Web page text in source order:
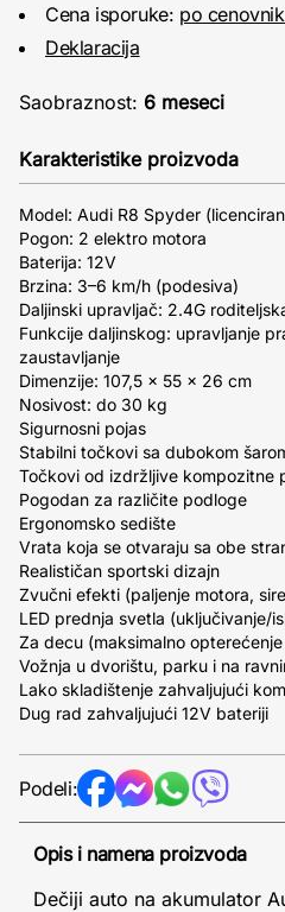
Cena isporuke: po
Deklaracija
Saobraznost: 6 meseci
Karakteristike proizvoda
Model: Audi R8 Spyder
Pogon: 2 elektro motora
Baterija: 12V
Brzina: 3–6 km/h (podesiva)
Daljinski upravljač: 2.4G
Funkcije daljinskog: upravljanje
zaustavljanje
Dimenzije: 107,5 x 55 x 26 cm
Nosivost: do 30 kg
Sigurnosni pojas
Stabilni točkovi sa dubokom
Točkovi od izdržljive kompozitne
Pogodan za različite podloge
Ergonomsko sedište
Vrata koja se otvaraju sa obe
Realističan sportski dizajn
Zvučni efekti (paljenje motora,
LED prednja svetla (uključivanje/
Za decu (maksimalno
Vožnja u dvorištu, parku i na
Lako skladištenje zahvaljujući
Dug rad zahvaljujući 12V bateriji
Podeli:
Opis i namena proizvoda
Dečiji auto na akumulator